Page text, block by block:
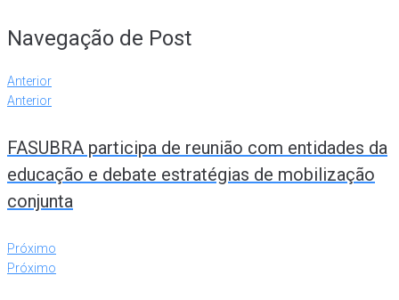
Navegação de Post
Anterior
Anterior
FASUBRA participa de reunião com entidades da
educação e debate estratégias de mobilização
conjunta
Próximo
Próximo